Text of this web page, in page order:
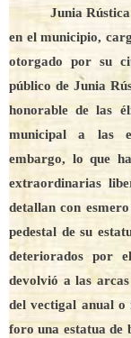
Junia
en el municipio,
otorgado por su
público de Junia
honorable de las
municipal a las
embargo, lo que
extraordinarias
detallan con
pedestal de su
deteriorados por
devolvió a las
del vectigal anual o
foro una estatua de